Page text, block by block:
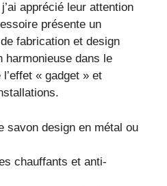
apprécié leur attention
présente un
fabrication et design
harmonieuse dans le
« gadget » et
savon design en métal ou
chauffants et anti-